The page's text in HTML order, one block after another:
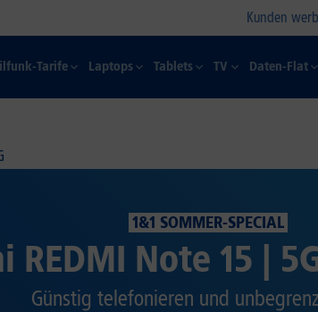
Kunden
Tarife Laptops Tablets TV Daten-Flat
1&1 SOMMER-SPECIAL
REDMI Note 15 |
Günstig telefonieren und